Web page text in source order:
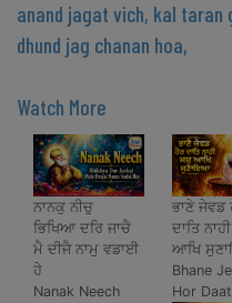
anand jagat vich, kal taran
dhund jag chanan hoa,
Watch More
ਨਾਨਕੁ ਨੀਚੁ
ਭਿਖਿਆ ਦਰਿ ਜਾਚੈ
ਮੈ ਦੀਜੈ ਨਾਮੁ ਵਡਾਈ
ਹੇ
Nanak Neech
ਭਾਣੇ ਜੇਵਡ
ਦਾਤਿ
ਆਖਿ
Bhane
Hor